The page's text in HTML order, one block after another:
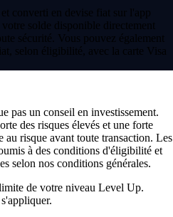
converti en devise fiat sur l'app
solde disponible directement
sécurité. Vous pouvez également
selon éligibilité, avec la carte Visa
pas un conseil en investissement.
des risques élevés et une forte
risque avant toute transaction. Les
à des conditions d'éligibilité et
selon nos conditions générales.
de votre niveau Level Up.